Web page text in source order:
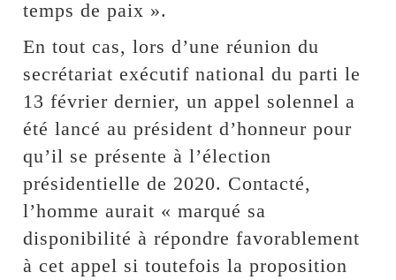
temps de paix ».
En tout cas, lors d’une réunion du
secrétariat exécutif national du parti le
13 février dernier, un appel solennel a
été lancé au président d’honneur pour
qu’il se présente à l’élection
présidentielle de 2020. Contacté,
l’homme aurait « marqué sa
disponibilité à répondre favorablement
à cet appel si toutefois la proposition